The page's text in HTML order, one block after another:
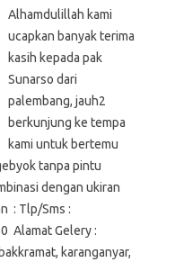
Alhamdulillah kami
ucapkan banyak terima
kasih kepada pak
Sunarso dari
palembang, jauh2
berkunjung ke tempa
kami untuk bertemu
tanpa pintu
dengan ukiran
: Tlp/Sms :
Alamat Gelery :
karanganyar,